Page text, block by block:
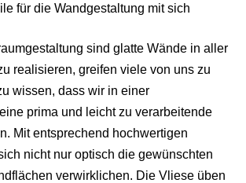
für die Wandgestaltung mit sich
sind glatte Wände in aller
realisieren, greifen viele von uns zu
wissen, dass wir in einer
prima und leicht zu verarbeitende
Mit entsprechend hochwertigen
nicht nur optisch die gewünschten
verwirklichen. Die Vliese üben